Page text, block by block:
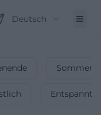
Deutsch
Entspannt